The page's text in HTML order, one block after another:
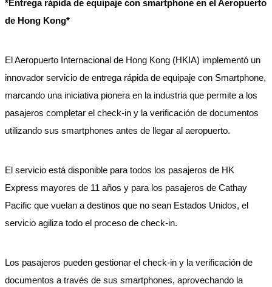
*Entrega rápida de equipaje con smartphone en el Aeropuerto
de Hong Kong*
El Aeropuerto Internacional de Hong Kong (HKIA) implementó un
innovador servicio de entrega rápida de equipaje con Smartphone,
marcando una iniciativa pionera en la industria que permite a los
pasajeros completar el check-in y la verificación de documentos
utilizando sus smartphones antes de llegar al aeropuerto.
El servicio está disponible para todos los pasajeros de HK
Express mayores de 11 años y para los pasajeros de Cathay
Pacific que vuelan a destinos que no sean Estados Unidos, el
servicio agiliza todo el proceso de check-in.
Los pasajeros pueden gestionar el check-in y la verificación de
documentos a través de sus smartphones, aprovechando la